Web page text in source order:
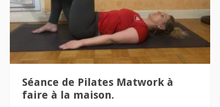
Séance de Pilates Matwork à
faire à la maison.